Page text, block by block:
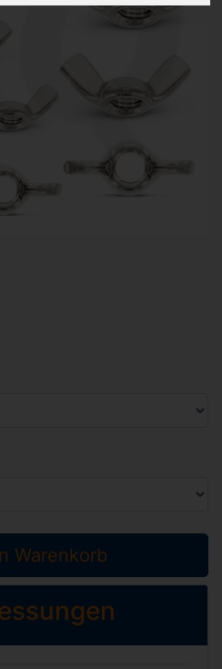
Warenkorb